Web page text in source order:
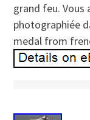
grand feu.
photographiée
medal from